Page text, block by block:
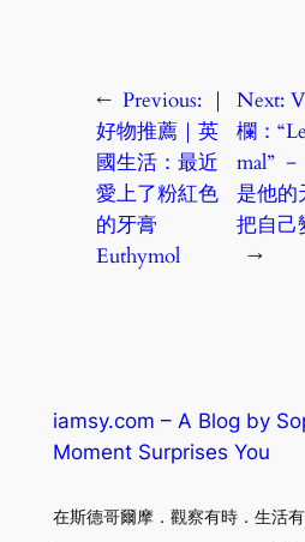
← Previous: ｜
好物推薦｜英
國生活：最近
愛上了粉紅色
的牙膏
Euthymol
Next:
欄：
mal”
是他的
把自己
→
iamsy.com – A Blog by
Moment Surprises You
在斯德哥爾摩．觀察有時．生活